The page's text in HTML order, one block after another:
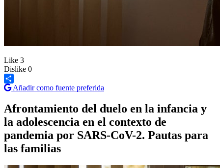
Like 3
Dislike 0
Share
Añadir como fuente preferida
Afrontamiento del duelo en la infancia y
la adolescencia en el contexto de
pandemia por SARS-CoV-2. Pautas para
las familias